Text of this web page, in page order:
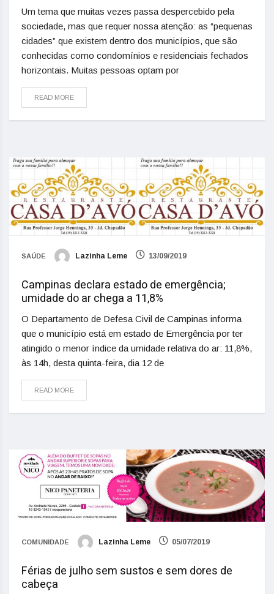
Um tema que muitas vezes passa despercebido pela
sociedade, mas que requer nossa atenção: as “pequenas
cidades” que existem dentro dos municípios, que são
conhecidas como condomínios e residenciais fechados
horizontais. Muitas pessoas optam por
READ MORE
SAÚDE Lazinha Leme 13/09/2019
Campinas declara estado de emergência;
umidade do ar chega a 11,8%
O Departamento de Defesa Civil de Campinas informa
que o município está em estado de Emergência por ter
atingido o menor índice da umidade relativa do ar: 11,8%,
às 14h, desta quinta-feira, dia 12 de
READ MORE
COMUNIDADE Lazinha Leme 05/07/2019
Férias de julho sem sustos e sem dores de
cabeça